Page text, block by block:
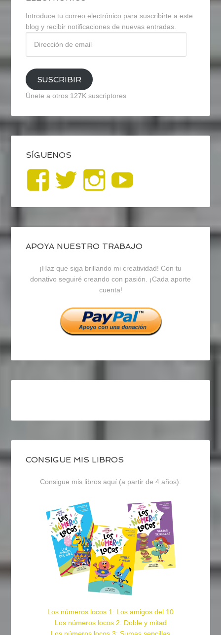
Introduce tu correo electrónico para suscribirte a este
blog y recibir notificaciones de nuevas entradas.
email
SUSCRIBIR
Únete a otros 127K suscriptores
SÍGUENOS
Ver
perfil
de
blogrecursosep
en
Facebook
Ver
perfil
de
recursosep
en
Twitter
Ver
perfil
de
recursosep
en
Instagram
APOYA NUESTRO TRABAJO
¡Haz que siga brillando mi creatividad! Con tu
donativo seguiré creando con pasión. ¡Cada aporte
cuenta!
CONSIGUE MIS LIBROS
Consigue mis libros aquí (a partir de 4 años):
Los números locos 1: Los amigos del 10
Los números locos 2: Doble y mitad